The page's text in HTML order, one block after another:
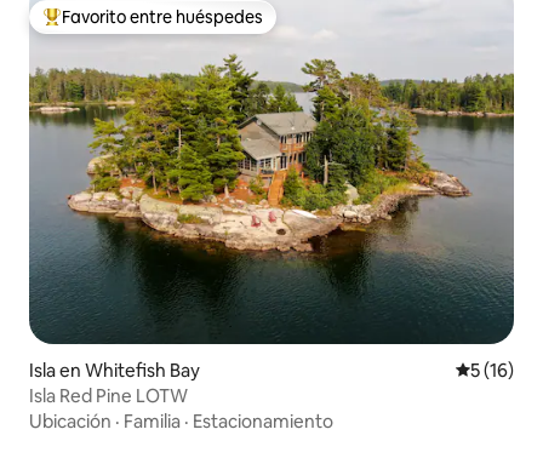
Favorito entre los huéspedes más destacados
Favorito entre huéspedes
Isla en Whitefish Bay
5 (16)
Isla Red Pine LOTW
Ubicación · Familia · Estacionamiento